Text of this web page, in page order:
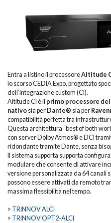
Entra a listino il processoreAltitude
lo scorso CEDIA Expo, progettato
dell’integrazione custom (CI).
Altitude CI è il primo processore
nativo sia per Dante® sia per
compatibilità perfetta tra
Questa architettura “best of both
con server Dolby Atmos® e DCI
ridondante tramite Dante, senza
Il sistema supporta supporta
modulare che consente di attivare
versione personalizzata da 64 canali
possono essere attivati da remoto
massima flessibilità nel tempo.
> TRINNOV ALCI
> TRINNOV OPT2-ALCI